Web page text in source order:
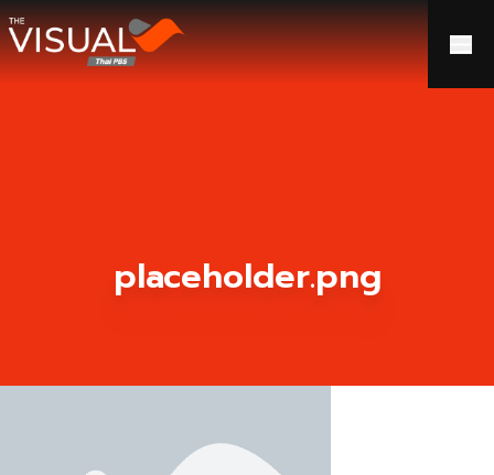
ข้ามไปยังเนื้อหา
placeholder.png